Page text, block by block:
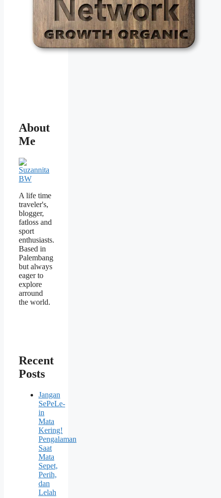
About
Me
A life time
traveler's,
blogger,
fatloss and
sport
enthusiasts.
Based in
Palembang
but always
eager to
explore
arround
the world.
Recent
Posts
Jangan
SePeLe-
in
Mata
Kering!
Pengalaman
Saat
Mata
Sepet,
Perih,
dan
Lelah